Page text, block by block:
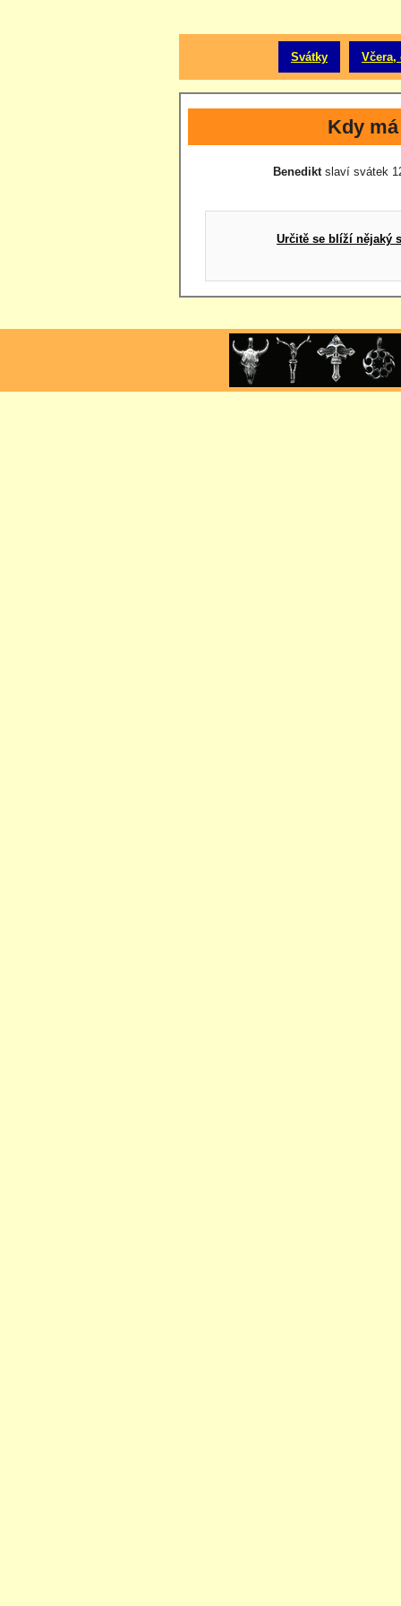
Svátky Včera,
Kdy
Benediktslaví svátek
Určitě se blíží nějaký